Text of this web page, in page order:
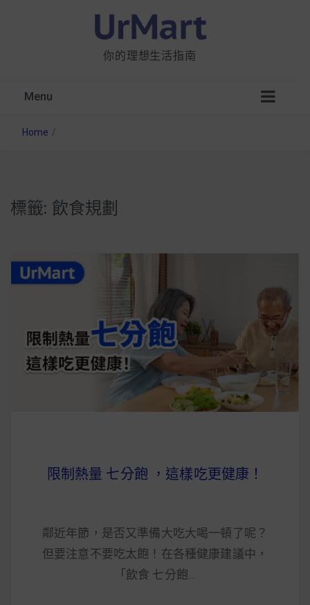
你的理想生活指南
Menu
星巴克都用 OATLY 泡咖啡？市售燕麥奶大剖
無麩質食物清單一覽：燕麥、麵包還有餅乾，
早餐這樣料理最適合！
早上沒時間做早餐？10 款隔夜更美味的燕麥粥
簡單料理
2020 年最新蛋白粉終極指南，讓你一次搞
七大經典健身疑問，不要再被這些問題困擾
啦！
Home /
標籤: 飲食規劃
限制熱量 七分飽 ，這樣吃更健康！
鄰近年節，是否又準備大吃大喝一頓了呢？
但要注意不要吃太飽！在各種健康建議中，
「飲食 七分飽…